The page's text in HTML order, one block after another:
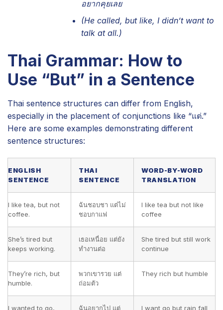
อยากคุยเลย
(He called, but like, I didn’t want to
talk at all.)
Thai Grammar: How to
Use “But” in a Sentence
Thai sentence structures can differ from English,
especially in the placement of conjunctions like “แต่.”
Here are some examples demonstrating different
sentence structures:
ENGLISH
SENTENCE
THAI
SENTENCE
WORD-BY-WORD
TRANSLATION
I like tea, but not
coffee.
ฉันชอบชา แต่ไม่
ชอบกาแฟ
I like tea but not like
coffee
She’s tired but
keeps working.
เธอเหนื่อย แต่ยัง
ทำงานต่อ
She tired but still work
continue
They’re rich, but
humble.
พวกเขารวย แต่
ถ่อมตัว
They rich but humble
I wanted to go,
ฉันอยากไป แต่
I want go but rain fall